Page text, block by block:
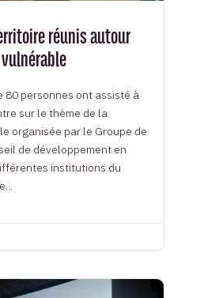
réunis autour
80 personnes ont assisté à
sur le thème de la
organisée par le Groupe de
de développement en
institutions du